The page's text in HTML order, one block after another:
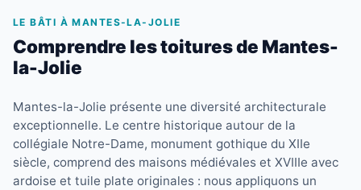
LE BÂTI À MANTES-LA-JOLIE
Comprendre les toitures de Mantes-
la-Jolie
Mantes-la-Jolie présente une diversité architecturale
exceptionnelle. Le centre historique autour de la
collégiale Notre-Dame, monument gothique du XIIe
siècle, comprend des maisons médiévales et XVIIIe avec
ardoise et tuile plate originales : nous appliquons un